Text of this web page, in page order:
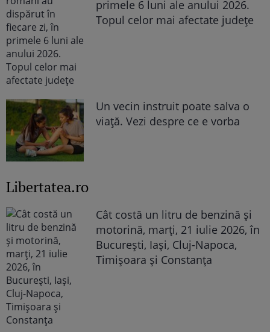
primele 6 luni ale anului 2026.
Topul celor mai afectate județe
Un vecin instruit poate salva o
viață. Vezi despre ce e vorba
Libertatea.ro
Cât costă un litru de benzină și
motorină, marți, 21 iulie 2026, în
București, Iași, Cluj-Napoca,
Timișoara și Constanța